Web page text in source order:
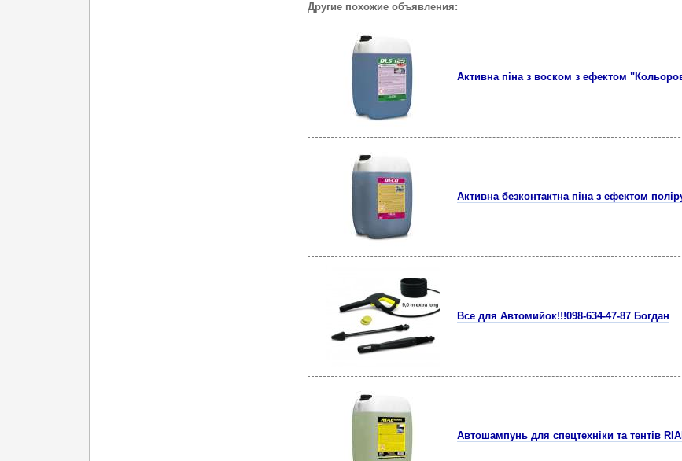
Другие похожие объявления:
Активна піна з воском з ефектом
Активна безконтактна піна з ефектом
Все для Автомийок!!!098-634-47-87 Богдан
Автошампунь для спецтехніки та тентів